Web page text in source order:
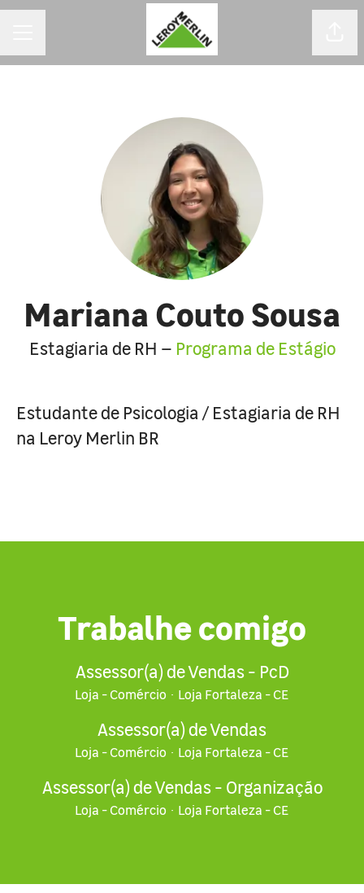
Mariana Couto Sousa
Estagiaria de RH – Programa de Estágio
Estudante de Psicologia / Estagiaria de RH
na Leroy Merlin BR
Trabalhe comigo
Assessor(a) de Vendas - PcD
Loja - Comércio · Loja Fortaleza - CE
Assessor(a) de Vendas
Loja - Comércio · Loja Fortaleza - CE
Assessor(a) de Vendas - Organização
Loja - Comércio · Loja Fortaleza - CE